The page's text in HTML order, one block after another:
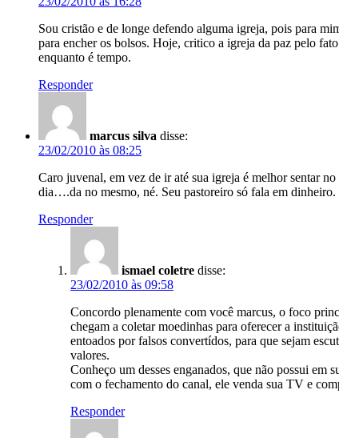
Sou cristão e de longe defendo alguma igreja, pois para
para encher os bolsos. Hoje, critico a igreja da paz pelo
enquanto é tempo.
Responder
marcus silva disse:
23/02/2010 às 08:25
Caro juvenal, em vez de ir até sua igreja é melhor sentar
dia….da no mesmo, né. Seu pastoreiro só fala em dinheiro.
Responder
ismael coletre disse:
23/02/2010 às 09:58
Concordo plenamente com você marcus, o foco
chegam a coletar moedinhas para oferecer a
entoados por falsos convertídos, para que sejam
valores.
Conheço um desses enganados, que não possui em
com o fechamento do canal, ele venda sua TV e
Responder